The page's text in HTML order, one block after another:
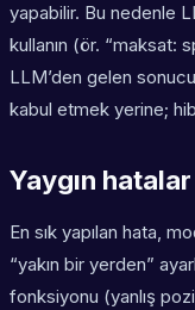
yapabilir. Bu nedenle
kullanın (ör. “maksat:
LLM’den gelen
kabul etmek yerine;
Yaygın hatalar
En sık yapılan hata,
“yakın bir yerden”
fonksiyonu (yanlış